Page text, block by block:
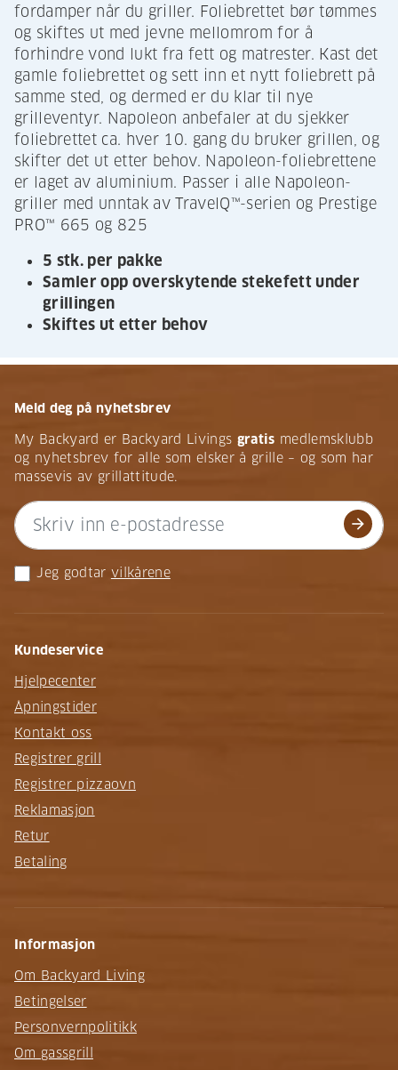
fordamper når du griller. Foliebrettet bør tømmes
og skiftes ut med jevne mellomrom for å
forhindre vond lukt fra fett og matrester. Kast det
gamle foliebrettet og sett inn et nytt foliebrett på
samme sted, og dermed er du klar til nye
grilleventyr. Napoleon anbefaler at du sjekker
foliebrettet ca. hver 10. gang du bruker grillen, og
skifter det ut etter behov. Napoleon-foliebrettene
er laget av aluminium. Passer i alle Napoleon-
griller med unntak av TravelQ™-serien og Prestige
PRO™ 665 og 825
5 stk. per pakke
Samler opp overskytende stekefett under
grillingen
Skiftes ut etter behov
Meld deg på nyhetsbrev
My Backyard er Backyard Livings gratis medlemsklubb
og nyhetsbrev for alle som elsker å grille – og som har
massevis av grillattitude.
arrow_forward
Jeg godtar vilkårene
Kundeservice
Hjelpecenter
Åpningstider
Kontakt oss
Registrer grill
Registrer pizzaovn
Reklamasjon
Retur
Betaling
Informasjon
Om Backyard Living
Betingelser
Personvernpolitikk
Om gassgrill